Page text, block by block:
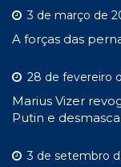
3 de março de
A forças das
28 de fevereiro
Marius Vizer
Putin e
3 de setembro